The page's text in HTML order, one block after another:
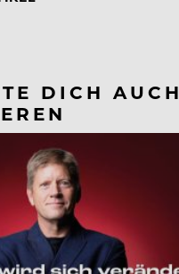
DICH AUCH